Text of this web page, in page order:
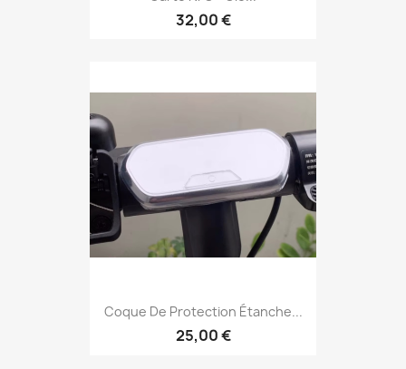
32,00 €
Coque De Protection Étanche...
25,00 €